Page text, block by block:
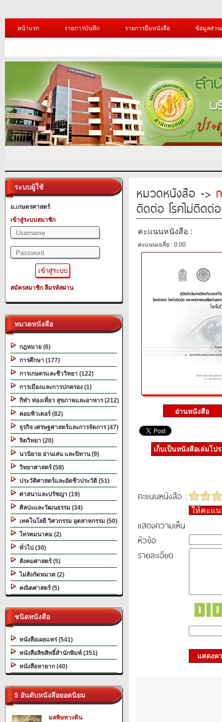
หน้าแรก รายการบันทึก รายการยืมหนังสือ ข้อมูลส่ว
ระบบผู้ใช้
ม.เกษตรศาสตร์
เข้าสู่ระบบสมาชิก
สมัครสมาชิก ลืมรหัสผ่าน
หมวดหนังสือ
กฎหมาย (6)
การศึกษา (177)
การเกษตรและชีววิทยา (122)
การเมืองและการปกครอง (1)
กีฬา ท่องเที่ยว สุขภาพและอาหาร (212)
คอมพิวเตอร์ (82)
ธุรกิจ เศรษฐศาสตร์และการจัดการ (47)
จิตวิทยา (20)
นวนิยาย อ่านเล่น และนิทาน (9)
วิทยาศาสตร์ (58)
ประวัติศาสตร์และอัตชีวประวัติ (51)
ศาสนาและปรัชญา (19)
ศิลปะและวัฒนธรรม (34)
เทคโนโลยี วิศวกรรม อุตสาหกรรม (50)
โทรคมนาคม (2)
ทั่วไป (30)
สังคมศาสตร์ (5)
ไม่สังกัดหมวด (2)
คณิตศาสตร์ (5)
ชนิดหนังสือ
หนังสือเผยแพร่ (541)
หนังสือลิขสิทธิ์สำนักพิมพ์ (351)
หนังสือหายาก (40)
5 อันดับหนังสือยอดนิยม
มลพิษทางดิน
หมวดหนังสือ ->
ติดต่อ โรคไม่ติดต่
คะแนนหนังสือ :
คะแนนเฉลี่ย : 0.00
เก็บเป็นหนังสือเล่มโป
คะแนนหนังสือ :
ให้คะแ
แสดงความเห็น
หัวข้อ
รายละเอียด
แสดงค